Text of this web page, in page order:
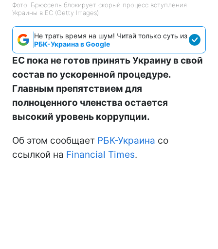
Фото: Брюссель блокирует скорый процесс вступления
Украины в ЕС (Getty Images)
Не трать время на шум! Читай только суть из
РБК-Украина в Google
ЕС пока не готов принять Украину в свой
состав по ускоренной процедуре.
Главным препятствием для
полноценного членства остается
высокий уровень коррупции.
Об этом сообщает РБК-Украина со
ссылкой на Financial Times.